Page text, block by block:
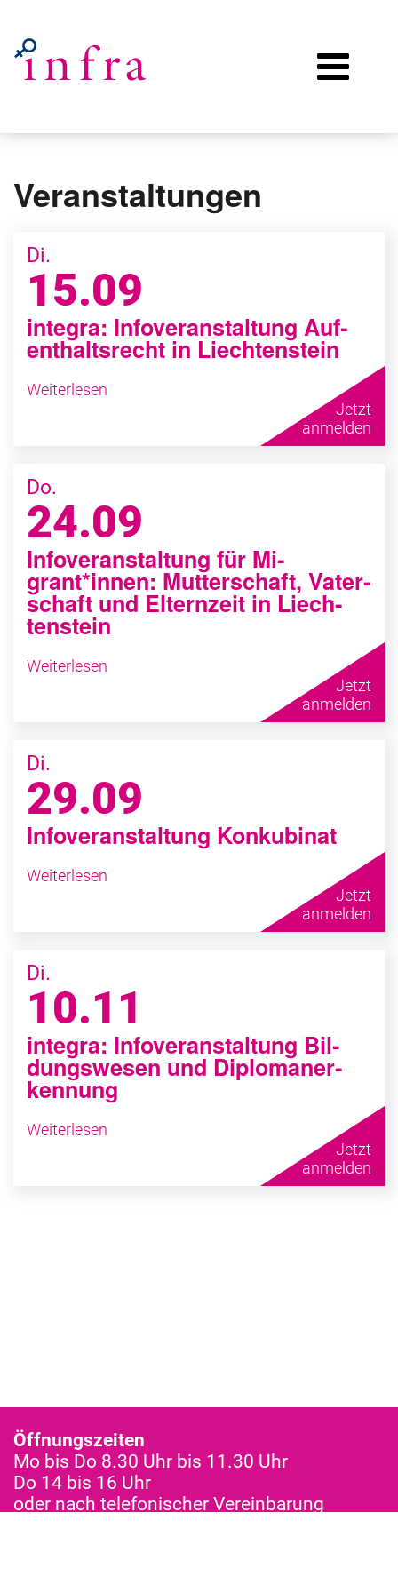
Veranstaltungen
Di.
15.09
in­te­gra: In­fo­ver­an­stal­tung Auf­
ent­halts­recht in Liech­ten­stein
Weiterlesen
Jetzt
anmelden
Do.
24.09
In­fo­ver­an­stal­tung für Mi­
grant*innen: Mut­ter­schaft, Va­ter­
schaft und El­tern­zeit in Liech­
ten­stein
Weiterlesen
Jetzt
anmelden
Di.
29.09
In­fo­ver­an­stal­tung Kon­ku­bi­nat
Weiterlesen
Jetzt
anmelden
Di.
10.11
in­te­gra: In­fo­ver­an­stal­tung Bil­
dungs­we­sen und Di­plo­man­er­
ken­nung
Weiterlesen
Jetzt
anmelden
Öffnungszeiten
Mo bis Do 8.30 Uhr bis 11.30 Uhr
Do 14 bis 16 Uhr
oder nach telefonischer Vereinbarung